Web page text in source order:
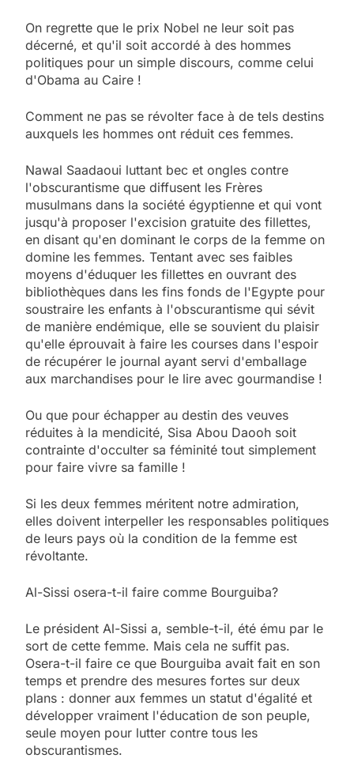
On regrette que le prix Nobel ne leur soit pas
décerné, et qu'il soit accordé à des hommes
politiques pour un simple discours, comme celui
d'Obama au Caire !
Comment ne pas se révolter face à de tels destins
auxquels les hommes ont réduit ces femmes.
Nawal Saadaoui luttant bec et ongles contre
l'obscurantisme que diffusent les Frères
musulmans dans la société égyptienne et qui vont
jusqu'à proposer l'excision gratuite des fillettes,
en disant qu'en dominant le corps de la femme on
domine les femmes. Tentant avec ses faibles
moyens d'éduquer les fillettes en ouvrant des
bibliothèques dans les fins fonds de l'Egypte pour
soustraire les enfants à l'obscurantisme qui sévit
de manière endémique, elle se souvient du plaisir
qu'elle éprouvait à faire les courses dans l'espoir
de récupérer le journal ayant servi d'emballage
aux marchandises pour le lire avec gourmandise !
Ou que pour échapper au destin des veuves
réduites à la mendicité, Sisa Abou Daooh soit
contrainte d'occulter sa féminité tout simplement
pour faire vivre sa famille !
Si les deux femmes méritent notre admiration,
elles doivent interpeller les responsables politiques
de leurs pays où la condition de la femme est
révoltante.
Al-Sissi osera-t-il faire comme Bourguiba?
Le président Al-Sissi a, semble-t-il, été ému par le
sort de cette femme. Mais cela ne suffit pas.
Osera-t-il faire ce que Bourguiba avait fait en son
temps et prendre des mesures fortes sur deux
plans : donner aux femmes un statut d'égalité et
développer vraiment l'éducation de son peuple,
seule moyen pour lutter contre tous les
obscurantismes.